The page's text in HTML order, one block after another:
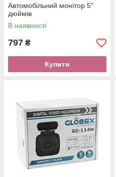
Автомобільний монітор 5"
дюймів
В наявності
797 ₴
Купити